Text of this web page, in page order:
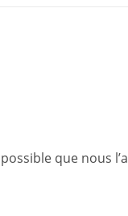
que nous